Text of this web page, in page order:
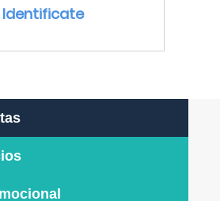
Identificate